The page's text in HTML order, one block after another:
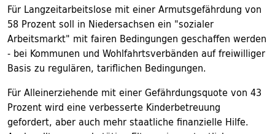
Für Langzeitarbeitslose mit einer Armutsgefährdung von
58 Prozent soll in Niedersachsen ein "sozialer
Arbeitsmarkt" mit fairen Bedingungen geschaffen werden
- bei Kommunen und Wohlfahrtsverbänden auf freiwilliger
Basis zu regulären, tariflichen Bedingungen.
Für Alleinerziehende mit einer Gefährdungsquote von 43
Prozent wird eine verbesserte Kinderbetreuung
gefordert, aber auch mehr staatliche finanzielle Hilfe.